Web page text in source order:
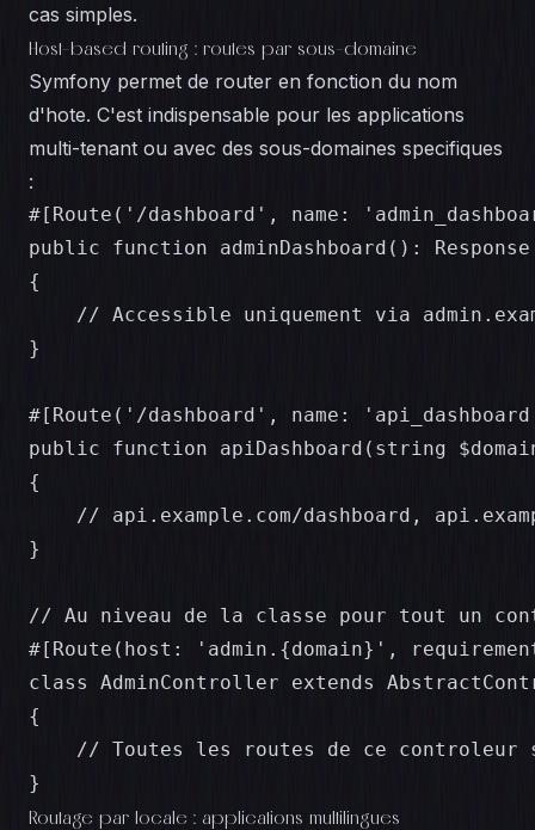
cas simples.
Host-based routing : routes par sous-domaine
Symfony permet de router en fonction du nom
d'hote. C'est indispensable pour les applications
multi-tenant ou avec des sous-domaines specifiques
:
#[Route('/dashboard', name:
public function adminDashboard(): Response
{
// Accessible uniquement via
}
#[Route('/dashboard', name:
public function apiDashboard(string
{
// api.example.com/dashboard,
}
// Au niveau de la classe pour tout un
#[Route(host: 'admin.{domain}',
class AdminController extends
{
// Toutes les routes de ce controleur
}
Routage par locale : applications multilingues